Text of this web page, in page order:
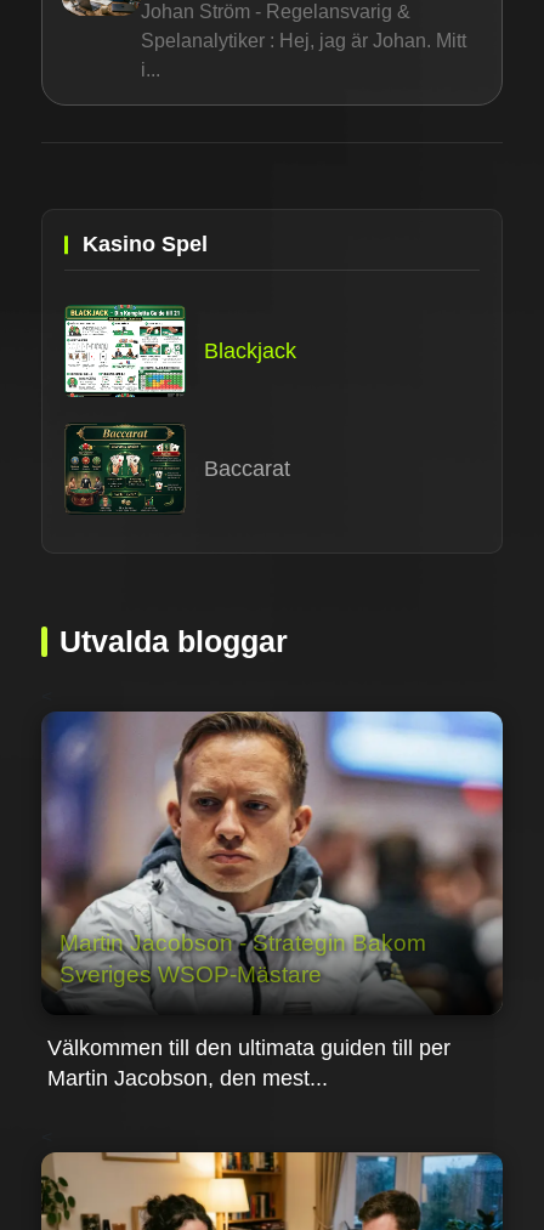
Johan Ström - Regelansvarig &
Spelanalytiker : Hej, jag är Johan. Mitt
i...
Kasino Spel
Blackjack
Baccarat
Utvalda bloggar
Martin Jacobson - Strategin Bakom
Sveriges WSOP-Mästare
Välkommen till den ultimata guiden till per
Martin Jacobson, den mest...